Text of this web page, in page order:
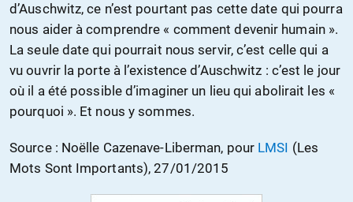
d’Auschwitz, ce n’est pourtant pas cette date qui pourra
nous aider à comprendre « comment devenir humain ».
La seule date qui pourrait nous servir, c’est celle qui a
vu ouvrir la porte à l’existence d’Auschwitz : c’est le jour
où il a été possible d’imaginer un lieu qui abolirait les «
pourquoi ». Et nous y sommes.
Source : Noëlle Cazenave-Liberman, pour LMSI (Les
Mots Sont Importants), 27/01/2015